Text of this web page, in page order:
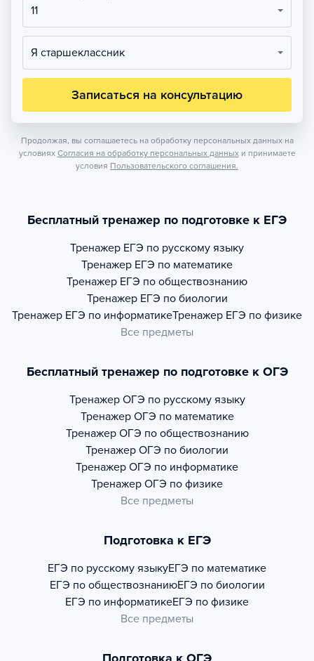
11
Я старшеклассник
Записаться на консультацию
Продолжая, вы соглашаетесь на обработку персональных данных на
условиях Согласия на обработку персональных данных и принимаете
условия Пользовательского соглашения.
Бесплатный тренажер по подготовке к ЕГЭ
Тренажер ЕГЭ по русскому языку
Тренажер ЕГЭ по математике
Тренажер ЕГЭ по обществознанию
Тренажер ЕГЭ по биологии
Тренажер ЕГЭ по информатикеТренажер ЕГЭ по физике
Все предметы
Бесплатный тренажер по подготовке к ОГЭ
Тренажер ОГЭ по русскому языку
Тренажер ОГЭ по математике
Тренажер ОГЭ по обществознанию
Тренажер ОГЭ по биологии
Тренажер ОГЭ по информатике
Тренажер ОГЭ по физике
Все предметы
Подготовка к ЕГЭ
ЕГЭ по русскому языкуЕГЭ по математике
ЕГЭ по обществознаниюЕГЭ по биологии
ЕГЭ по информатикеЕГЭ по физике
Все предметы